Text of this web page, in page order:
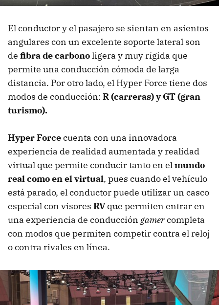
El conductor y el pasajero se sientan en asientos
angulares con un excelente soporte lateral son
de fibra de carbonoligera y muy rígida que
permite una conducción cómoda de larga
distancia. Por otro lado, el Hyper Force tiene dos
modos de conducción: R (carreras) y GT (gran
turismo).
Hyper Forcecuenta con una innovadora
experiencia de realidad aumentada y realidad
virtual que permite conducir tanto en elmundo
real como en el virtual, pues cuando el vehículo
está parado, el conductor puede utilizar un casco
especial con visores RVque permiten entrar en
una experiencia de conducción gamercompleta
con modos que permiten competir contra el reloj
o contra rivales en línea.